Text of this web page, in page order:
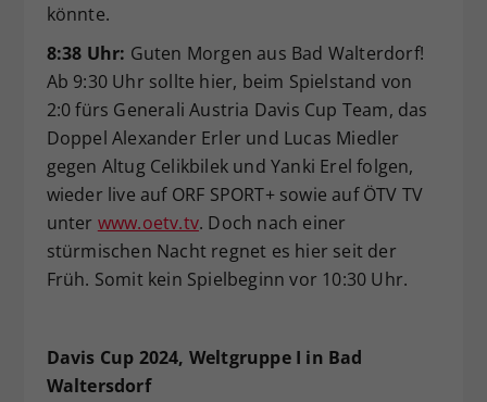
könnte.
8:38 Uhr: Guten Morgen aus Bad Walterdorf!
Ab 9:30 Uhr sollte hier, beim Spielstand von
2:0 fürs Generali Austria Davis Cup Team, das
Doppel Alexander Erler und Lucas Miedler
gegen Altug Celikbilek und Yanki Erel folgen,
wieder live auf ORF SPORT+ sowie auf ÖTV TV
unter www.oetv.tv. Doch nach einer
stürmischen Nacht regnet es hier seit der
Früh. Somit kein Spielbeginn vor 10:30 Uhr.
Davis Cup 2024, Weltgruppe I in Bad
Waltersdorf